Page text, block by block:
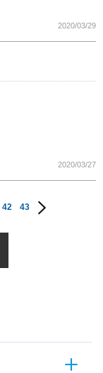
2020/03/29
2020/03/27
42 43